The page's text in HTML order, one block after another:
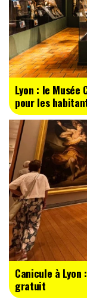
Lyon : le
pour les
Canicule à Lyon
gratuit